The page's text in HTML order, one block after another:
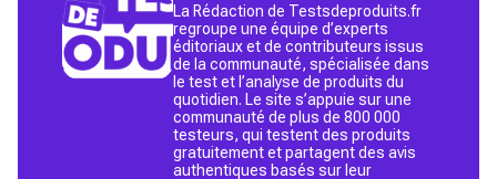
La Rédaction de Testsdeproduits.fr
regroupe une équipe d’experts
éditoriaux et de contributeurs issus
de la communauté, spécialisée dans
le test et l’analyse de produits du
quotidien. Le site s’appuie sur une
communauté de plus de 800 000
testeurs, qui testent des produits
gratuitement et partagent des avis
authentiques basés sur leur